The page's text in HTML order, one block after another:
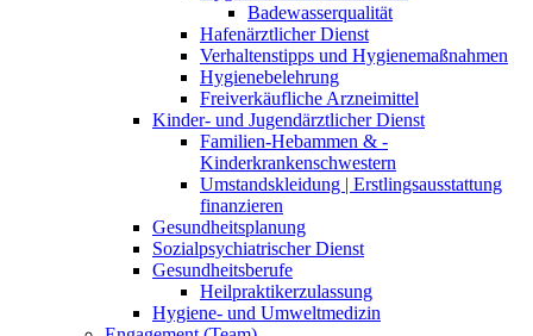
Badewasserqualität
Hafenärztlicher Dienst
Verhaltenstipps und Hygienemaßnahmen
Hygienebelehrung
Freiverkäufliche Arzneimittel
Kinder- und Jugendärztlicher Dienst
Familien-Hebammen & -
Kinderkrankenschwestern
Umstandskleidung | Erstlingsausstattung
finanzieren
Gesundheitsplanung
Sozialpsychiatrischer Dienst
Gesundheitsberufe
Heilpraktikerzulassung
Hygiene- und Umweltmedizin